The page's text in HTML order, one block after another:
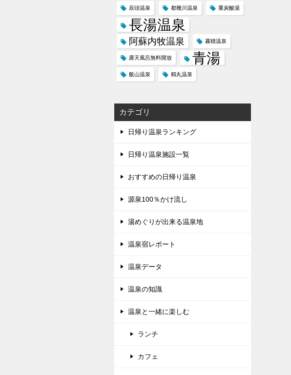
辰頭温泉 都幾川温泉 重炭酸湯
長湯温泉
阿蘇内牧温泉 霧積温泉
露天風呂無料開放 青湯
飯山温泉 鶴丸温泉
カテゴリ
日帰り温泉ランキング
日帰り温泉施設一覧
おすすめの日帰り温泉
源泉100％かけ流し
湯めぐりが出来る温泉地
温泉宿レポート
温泉データ
温泉の知識
温泉と一緒に楽しむ
ランチ
カフェ